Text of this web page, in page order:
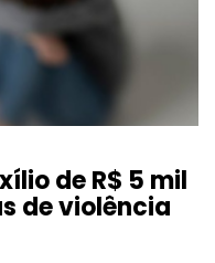
de R$ 5 mil
de violência